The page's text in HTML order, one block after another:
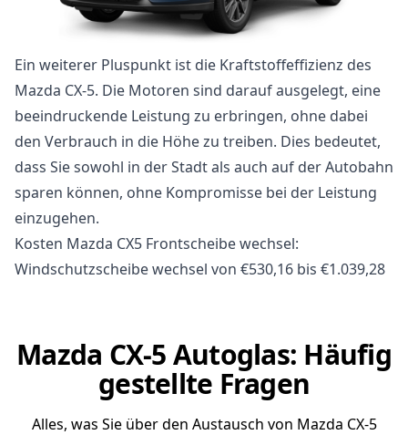
Ein weiterer Pluspunkt ist die Kraftstoffeffizienz des
Mazda CX-5. Die Motoren sind darauf ausgelegt, eine
beeindruckende Leistung zu erbringen, ohne dabei
den Verbrauch in die Höhe zu treiben. Dies bedeutet,
dass Sie sowohl in der Stadt als auch auf der Autobahn
sparen können, ohne Kompromisse bei der Leistung
einzugehen.
Kosten Mazda CX5 Frontscheibe wechsel:
Windschutzscheibe wechsel von €530,16 bis €1.039,28
Mazda CX-5 Autoglas: Häufig
gestellte Fragen
Alles, was Sie über den Austausch von Mazda CX-5